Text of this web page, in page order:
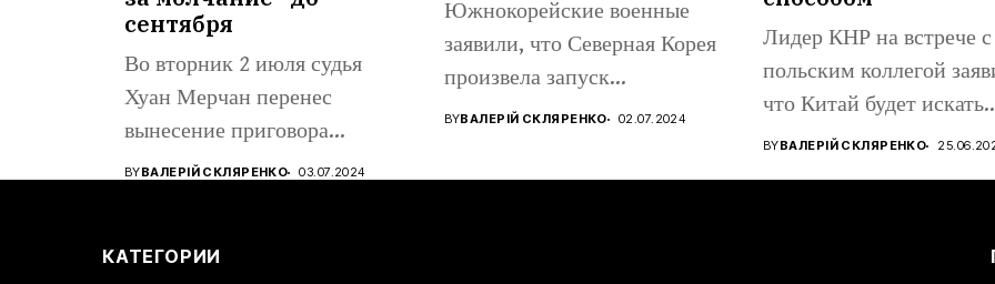
сентября
Во вторник 2 июля судья
Хуан Мерчан перенес
вынесение приговора
кандидату в...
BYВАЛЕРІЙ СКЛЯРЕНКО 03.07.2024
Южнокорейские военные
заявили, что Северная Корея
произвела запуск
баллистической ракеты в
BYВАЛЕРІЙ СКЛЯРЕНКО 02.07.2024
Лидер КНР на встрече с
польским коллегой
что Китай будет
BYВАЛЕРІЙ СКЛЯРЕНКО
КАТЕГОРИИ